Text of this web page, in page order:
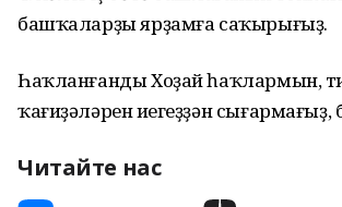
башҡаларҙы ярҙамға саҡырығыҙ.
Һаҡланғанды Хоҙай һаҡлармын,
ҡағиҙәләрен иҫегеҙҙән
Читайте нас